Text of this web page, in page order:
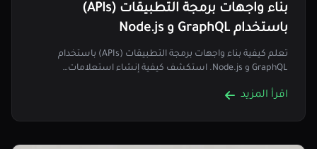
بناء واجهات برمجة التطبيقات (APIs)
باستخدام GraphQL و Node.js
تعلم كيفية بناء واجهات برمجة التطبيقات (APIs) باستخدام
GraphQL و Node.js. استكشف كيفية إنشاء استعلامات…
اقرأ المزيد